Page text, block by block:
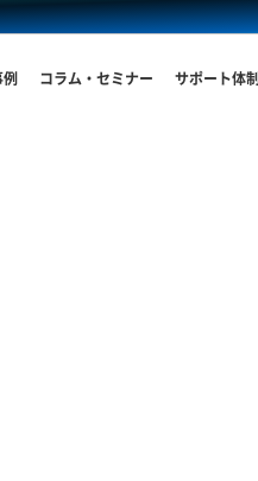
コラム・セミナー サポート体制